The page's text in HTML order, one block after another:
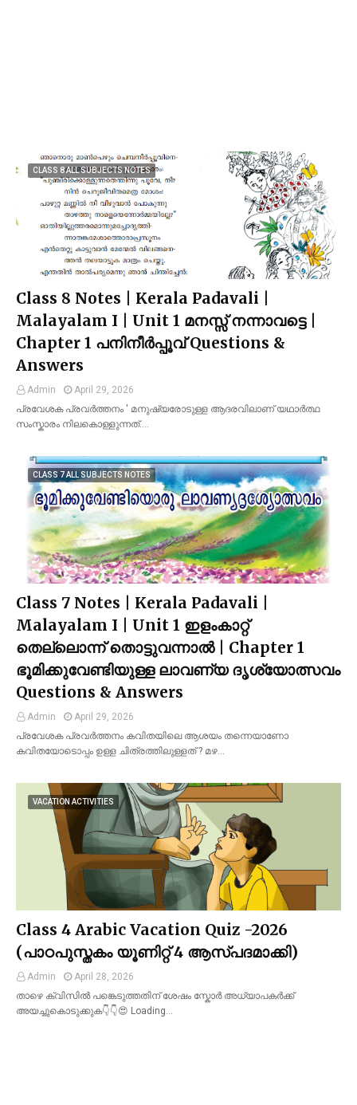
CLASS 8 ALL SUBJECTS NOTES
Class 8 Notes | Kerala Padavali |
Malayalam I | Unit 1 മനസ്സ് നന്നാവട്ടെ |
Chapter 1 പനിനീർപ്പൂവ് Questions &
Answers
Admin
April 29, 2026
പ്രവേശക പ്രവർത്തനം ' മനുഷ്യരോടുള്ള ആദരവിലാണ് യഥാർത്ഥ
സംസ്കാരം നിലകൊള്ളുന്നത്.…
CLASS 7 ALL SUBJECTS NOTES
Class 7 Notes | Kerala Padavali |
Malayalam I | Unit 1 ഇളംകാറ്റ്
തെല്ലൊന്ന് തൊട്ടുവന്നാൽ | Chapter 1
ഭൂമിക്കുവേണ്ടിയുള്ള ലാവണ്യ ദൃശ്യോത്സവം
Questions & Answers
Admin
April 29, 2026
പ്രവേശക പ്രവർത്തനം കവിതയിലെ ആശയം തന്നെയാണോ
കവിതയോടൊപ്പം ഉള്ള ചിത്രത്തിലുള്ളത് ? മഴ…
VACATION ACTIVITIES
Class 4 Arabic Vacation Quiz -2026
(പാഠപുസ്തകം യൂണിറ്റ് 4 ആസ്പദമാക്കി)
Admin
April 28, 2026
താഴെ ക്വിസിൽ പങ്കെടുത്തതിന് ശേഷം സ്കോർ അധ്യാപകർക്ക്
അയച്ചുകൊടുക്കുക👇👇😍 Loading…